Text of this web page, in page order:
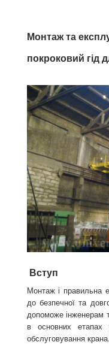
Монтаж та
покроковий гід
Вступ
Монтаж і правильна
до безпечної та
допоможе інженерам
в основних етапах
обслуговування крана.